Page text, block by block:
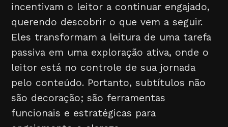
incentivam o leitor a continuar engajado,
querendo descobrir o que vem a seguir.
Eles transformam a leitura de uma tarefa
passiva em uma exploração ativa, onde o
leitor está no controle de sua jornada
pelo conteúdo. Portanto, subtítulos não
são decoração; são ferramentas
funcionais e estratégicas para